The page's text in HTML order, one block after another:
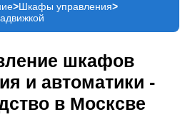
Шкафы управления
шкафов
и автоматики -
в Москсве